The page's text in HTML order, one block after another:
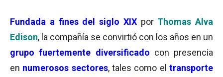
Fundada a fines del siglo XIX por Thomas Alva
Edison, la compañía se convirtió con los años en un
grupo fuertemente diversificado con presencia
en numerosos sectores, tales como eltransporte